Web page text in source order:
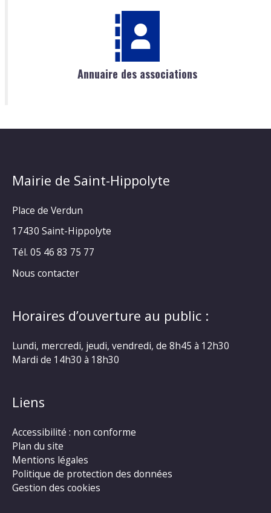
Annuaire des associations
Mairie de Saint-Hippolyte
Place de Verdun
17430 Saint-Hippolyte
Tél. 05 46 83 75 77
Nous contacter
Horaires d’ouverture au public :
Lundi, mercredi, jeudi, vendredi, de 8h45 à 12h30
Mardi de 14h30 à 18h30
Liens
Accessibilité : non conforme
Plan du site
Mentions légales
Politique de protection des données
Gestion des cookies